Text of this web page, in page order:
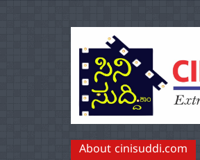
About cinisuddi.com